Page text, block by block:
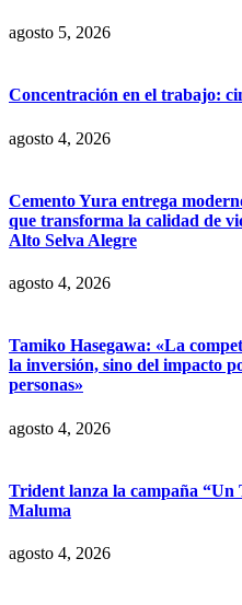
agosto 5, 2026
Concentración en el trabajo:
agosto 4, 2026
Cemento Yura entrega
que transforma la calidad de
Alto Selva Alegre
agosto 4, 2026
Tamiko Hasegawa: «La
la inversión, sino del impacto
personas»
agosto 4, 2026
Trident lanza la campaña
Maluma
agosto 4, 2026